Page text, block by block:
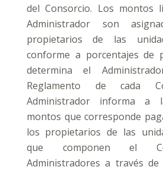
del Consorcio. Los montos
Administrador son
propietarios de las
conforme a porcentajes de
determina el
Reglamento de cada
Administrador informa a
montos que corresponde
los propietarios de las
que componen el
Administradores a través